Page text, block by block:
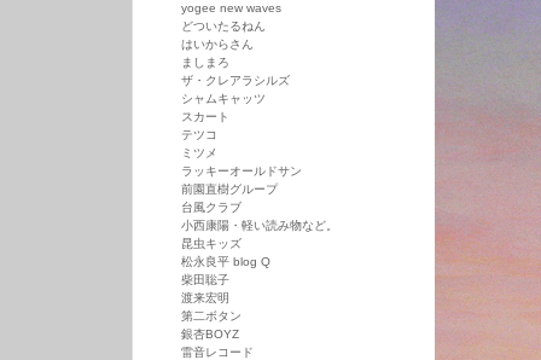
yogee new waves
どついたるねん
はいからさん
ましまろ
ザ・クレアラシルズ
シャムキャッツ
スカート
テツコ
ミツメ
ラッキーオールドサン
前園直樹グループ
台風クラブ
小西康陽・軽い読み物など。
昆虫キッズ
松永良平 blog Q
柴田聡子
渡来宏明
第二ボタン
銀杏BOYZ
雷音レコード